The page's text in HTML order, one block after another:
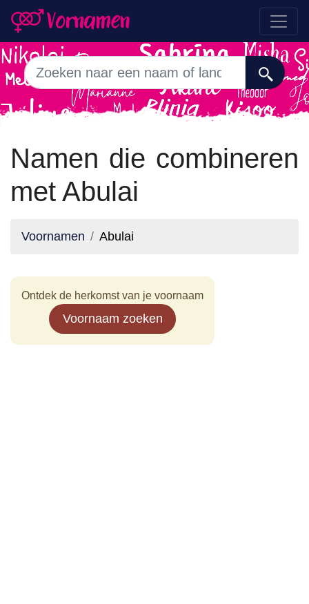
Namen die combineren
met Abulai
Voornamen Abulai
Ontdek de herkomst van je voornaam
Voornaam zoeken